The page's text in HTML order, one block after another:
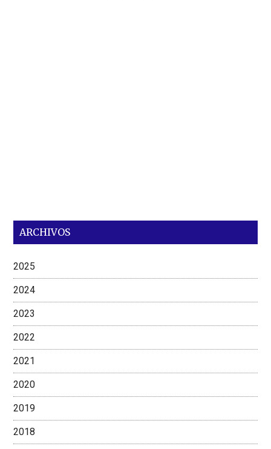
ARCHIVOS
2025
2024
2023
2022
2021
2020
2019
2018